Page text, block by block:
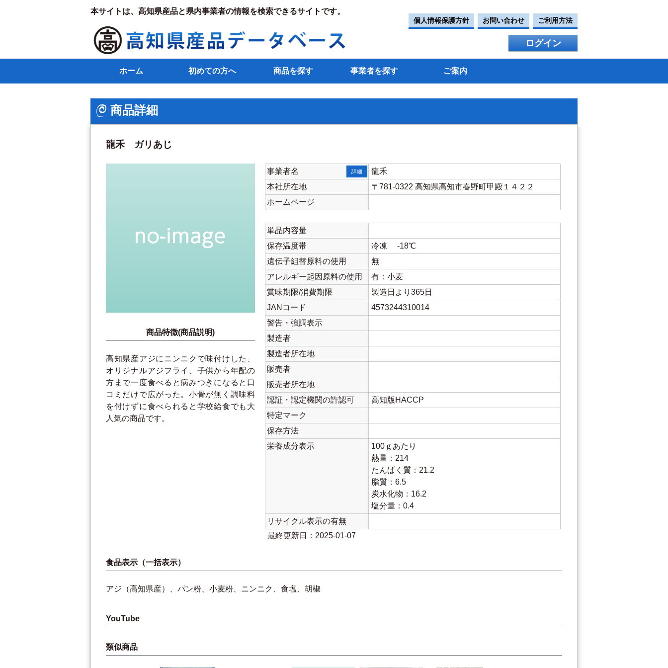
本サイトは、高知県産品と県内事業者の情報を検索できるサイトです。
個人情報保護方針 お問い合わせ ご利用方法
ログイン
ホーム 初めての方へ 商品を探す 事業者を探す ご案内
商品詳細
龍禾 ガリあじ
商品特徴(商品説明)
高知県産アジにニンニクで味付けした、
オリジナルアジフライ、子供から年配の
方まで一度食べると病みつきになると口
コミだけで広がった。小骨が無く調味料
を付けずに食べられると学校給食でも大
人気の商品です。
事業者名 詳細
龍禾
本社所在地
〒781-0322 高知県高知市春野町甲殿１４２２
ホームページ
単品内容量
保存温度帯
冷凍 -18℃
遺伝子組替原料の使用
無
アレルギー起因原料の使用
有：小麦
賞味期限/消費期限
製造日より365日
JANコード
4573244310014
警告・強調表示
製造者
製造者所在地
販売者
販売者所在地
認証・認定機関の許認可
高知版HACCP
特定マーク
保存方法
栄養成分表示
100ｇあたり
熱量：214
たんぱく質：21.2
脂質：6.5
炭水化物：16.2
塩分量：0.4
リサイクル表示の有無
最終更新日：2025-01-07
食品表示（一括表示）
アジ（高知県産）、パン粉、小麦粉、ニンニク、食塩、胡椒
YouTube
類似商品